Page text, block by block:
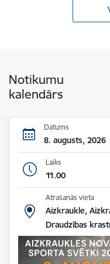
Notikumu
kalendārs
Datums
8. augusts, 2026
Laiks
11.00
Atrašanās vieta
Aizkraukle,
Draudzības